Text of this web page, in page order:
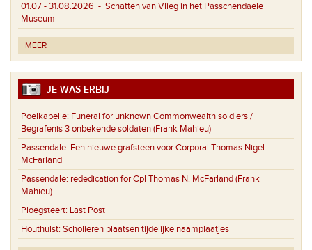
01.07 - 31.08.2026 - Schatten van Vlieg in het Passchendaele
Museum
MEER
JE WAS ERBIJ
Poelkapelle: Funeral for unknown Commonwealth soldiers /
Begrafenis 3 onbekende soldaten (Frank Mahieu)
Passendale: Een nieuwe grafsteen voor Corporal Thomas Nigel
McFarland
Passendale: rededication for Cpl Thomas N. McFarland (Frank
Mahieu)
Ploegsteert: Last Post
Houthulst: Scholieren plaatsen tijdelijke naamplaatjes